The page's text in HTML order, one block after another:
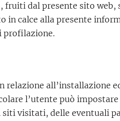
fruiti dal presente sito web,
calce alla presente
profilazione.
relazione all’installazione
l’utente può
visitati, delle eventuali